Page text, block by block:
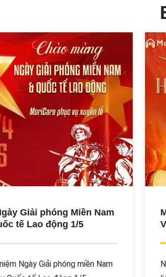
Giải phóng Miền Nam
tế Lao động 1/5
Ngày Giải phóng miền Nam